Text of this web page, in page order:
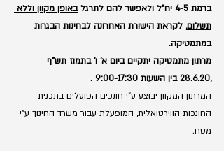
ברמת 4-5 יח"ל ולאפשר להם לתרגל
באופן מקוון וללא
תשלום, לקראת הישורת האחרונה לבחינות הבגרות
במתמטיקה.
מרתון מתמטיקה יתקיים ביום א' ו' בתמוז תש"ף
,28.6.20 בין השעות 9:00-17:30 .
המרתון המקוון יבוצע ע"י חונכים הפועלים בתכנית
החונכות הווירטואלית, המופעלת עבור משרד החינוך ע"י
מטח.